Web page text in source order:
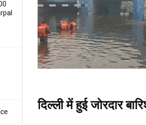
दिल्ली में हुई जोरदार